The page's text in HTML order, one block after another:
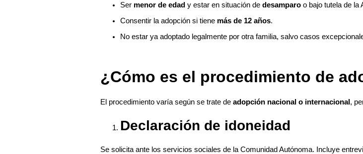
Ser menor de edad y estar en situación de desamparoo bajo tutela de la
Consentir la adopción si tiene más de 12 años.
No estar ya adoptado legalmente por otra familia, salvo casos
¿Cómo es el procedimiento de
El procedimiento varía según se trate de adopción nacional o internacional ,
Declaración de idoneidad
Se solicita ante los servicios sociales de la Comunidad Autónoma. Incluye